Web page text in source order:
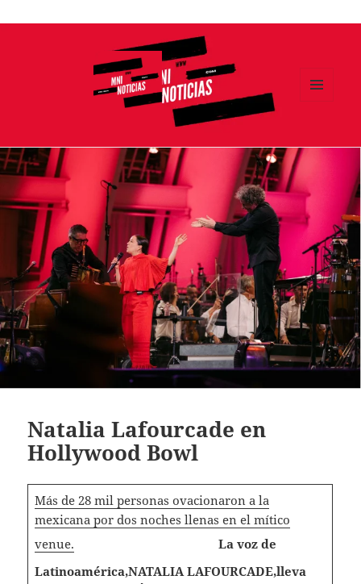
Ir
Natalia Lafourcade en
Hollywood Bowl
Más de 28 mil personas ovacionaron a la
mexicana por dos noches llenas en el mítico
venue.
La voz de
Latinoamérica,NATALIA LAFOURCADE,lleva